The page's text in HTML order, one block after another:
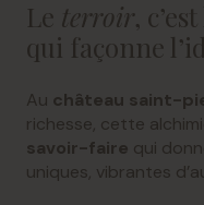
Le terroir,
qui façonne
Au château saint-
richesse, cette
savoir-faire qui
uniques, vibrantes